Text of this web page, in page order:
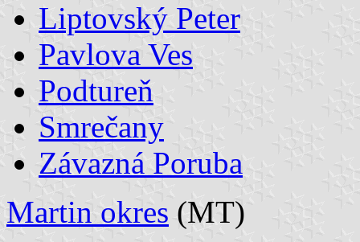
Liptovský Peter
Pavlova Ves
Podtureň
Smrečany
Závazná Poruba
Martin okres (MT)